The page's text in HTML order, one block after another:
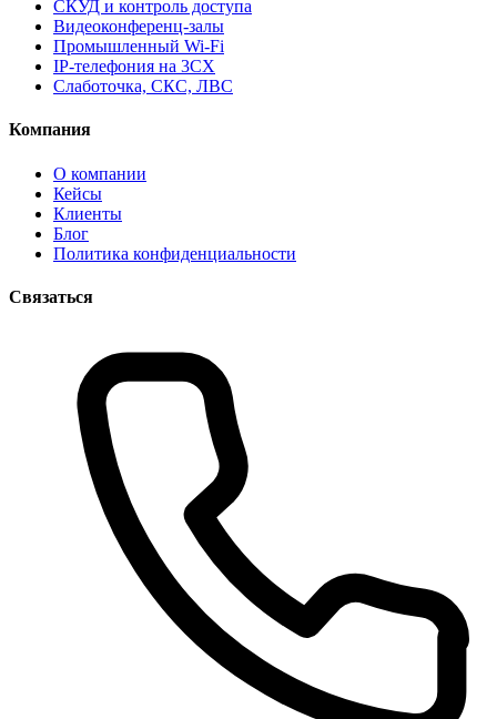
СКУД и контроль доступа
Видеоконференц-залы
Промышленный Wi-Fi
IP-телефония на 3CX
Слаботочка, СКС, ЛВС
Компания
О компании
Кейсы
Клиенты
Блог
Политика конфиденциальности
Связаться